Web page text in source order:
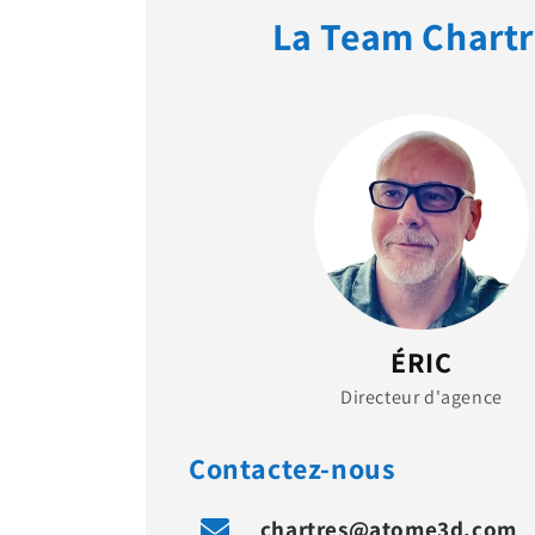
La Team
ÉRIC
Directeur d'agence
Contactez-nous